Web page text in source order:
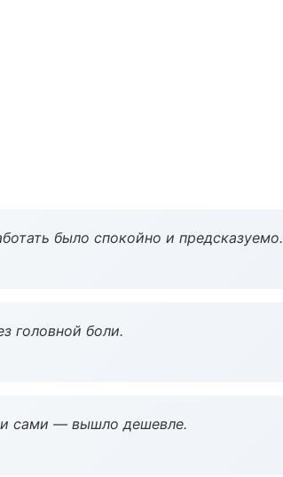
было спокойно и предсказуемо.
головной боли.
сами — вышло дешевле.